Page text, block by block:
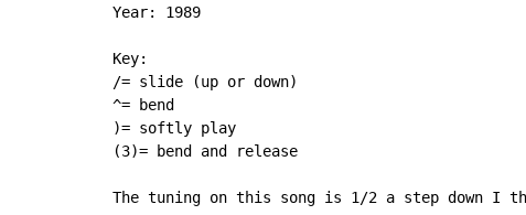
Year: 1989
Key:
/= slide (up or down)
^= bend
)= softly play
(3)= bend and release
The tuning on this song is 1/2 a step down I